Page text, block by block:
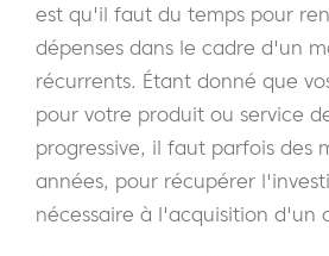
est qu'il faut du temps pour
dépenses dans le cadre d'un
récurrents. Étant donné que
pour votre produit ou service
progressive, il faut parfois des
années, pour récupérer
nécessaire à l'acquisition d'un